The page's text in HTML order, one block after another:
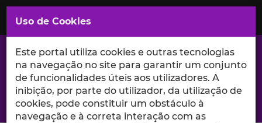
Saltar
para
Conteúdo
Principal
A excelência da investigação e ciência no Iscte
Uso de Cookies
Este portal utiliza cookies e outras tecnologias
na navegação no site para garantir um conjunto
de funcionalidades úteis aos utilizadores. A
inibição, por parte do utilizador, da utilização de
cookies, pode constituir um obstáculo à
navegação e à correta interação com as